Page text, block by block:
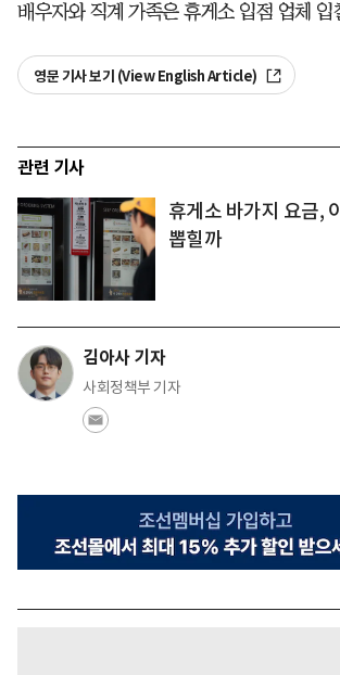
배우자와 직계 가족은 휴게소 입점 업체 입
영문 기사 보기 (View English Article)
관련 기사
휴게소 바가지 요금,
뽑힐까
김아사 기자
사회정책부 기자